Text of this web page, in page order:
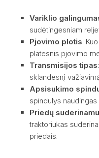
Variklio
sudėtingesniam
Pjovimo plotis:
platesnis pjovimo
Transmisijos tipas
sklandesnį
Apsisukimo
spindulys
Priedų
traktoriukas
priedais.